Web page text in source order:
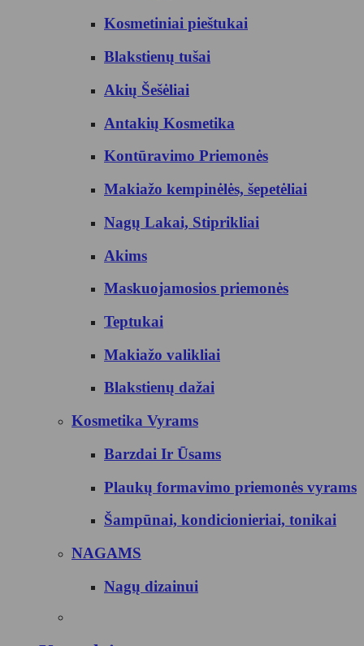
Kosmetiniai pieštukai
Blakstienų tušai
Akių Šešėliai
Antakių Kosmetika
Kontūravimo Priemonės
Makiažo kempinėlės, šepetėliai
Nagų Lakai, Stiprikliai
Akims
Maskuojamosios priemonės
Teptukai
Makiažo valikliai
Blakstienų dažai
Kosmetika Vyrams
Barzdai Ir Ūsams
Plaukų formavimo priemonės vyrams
Šampūnai, kondicionieriai, tonikai
NAGAMS
Nagų dizainui